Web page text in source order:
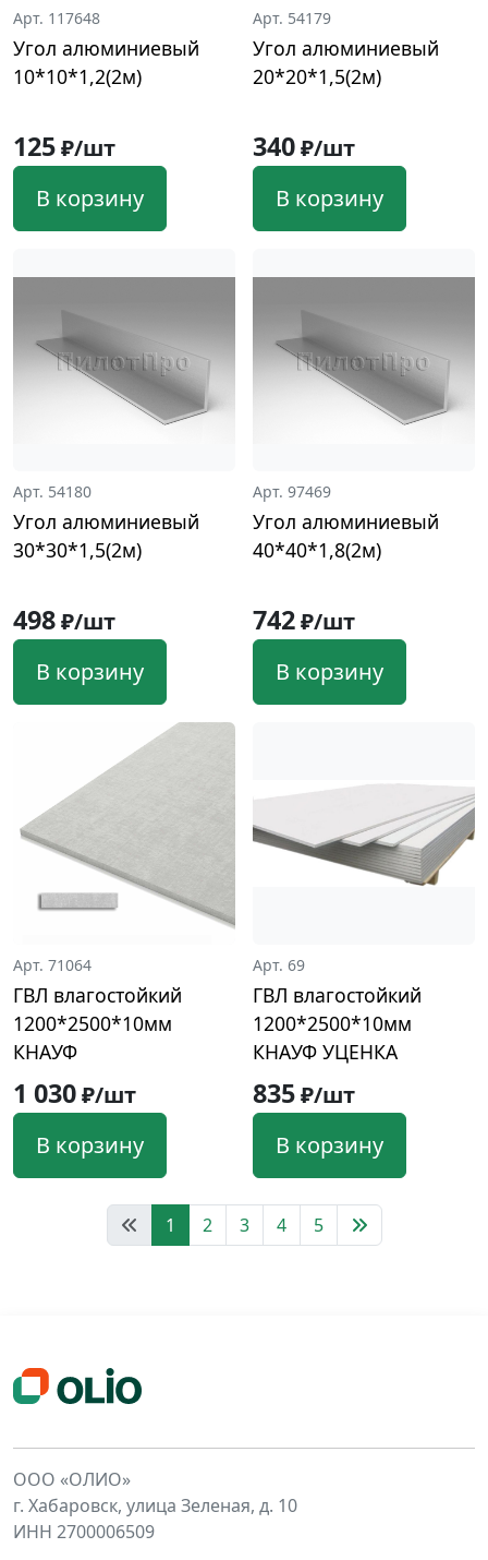
Арт. 117648
Угол алюминиевый
10*10*1,2(2м)
125₽/шт
В корзину
Арт. 54179
Угол алюминиевый
20*20*1,5(2м)
340₽/шт
В корзину
Арт. 54180
Угол алюминиевый
30*30*1,5(2м)
498₽/шт
В корзину
Арт. 97469
Угол алюминиевый
40*40*1,8(2м)
742₽/шт
В корзину
Арт. 71064
ГВЛ влагостойкий
1200*2500*10мм
КНАУФ
1 030₽/шт
В корзину
Арт. 69
ГВЛ влагостойкий
1200*2500*10мм
КНАУФ УЦЕНКА
835₽/шт
В корзину
1 2 3 4 5
ООО «ОЛИО»
г. Хабаровск, улица Зеленая, д. 10
ИНН 2700006509